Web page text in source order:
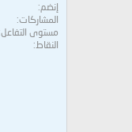
إنضم
المشاركات
مستوى التفاعل
النقاط